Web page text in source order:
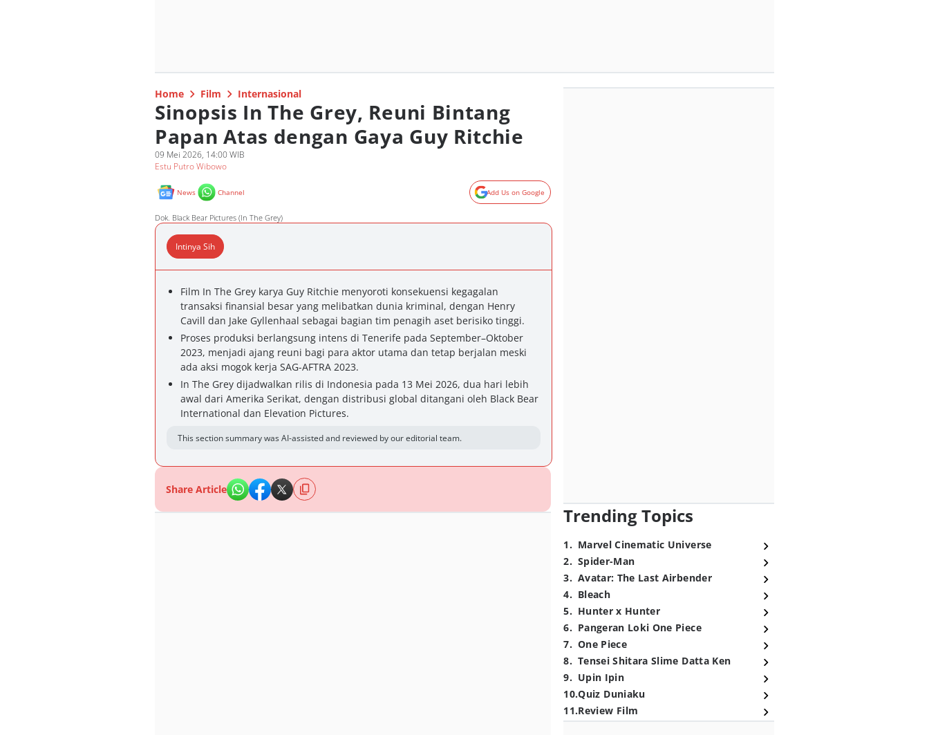
Home Film Internasional
Sinopsis In The Grey, Reuni Bintang
Papan Atas dengan Gaya Guy Ritchie
09 Mei 2026, 14:00 WIB
Estu Putro Wibowo
News Channel Add Us on Google
Dok. Black Bear Pictures (In The Grey)
Intinya Sih
Film In The Grey karya Guy Ritchie menyoroti konsekuensi kegagalan
transaksi finansial besar yang melibatkan dunia kriminal, dengan Henry
Cavill dan Jake Gyllenhaal sebagai bagian tim penagih aset berisiko tinggi.
Proses produksi berlangsung intens di Tenerife pada September–Oktober
2023, menjadi ajang reuni bagi para aktor utama dan tetap berjalan meski
ada aksi mogok kerja SAG-AFTRA 2023.
In The Grey dijadwalkan rilis di Indonesia pada 13 Mei 2026, dua hari lebih
awal dari Amerika Serikat, dengan distribusi global ditangani oleh Black Bear
International dan Elevation Pictures.
This section summary was AI-assisted and reviewed by our editorial team.
Share Article
Trending Topics
1. Marvel Cinematic Universe
2. Spider-Man
3. Avatar: The Last Airbender
4. Bleach
5. Hunter x Hunter
6. Pangeran Loki One Piece
7. One Piece
8. Tensei Shitara Slime Datta Ken
9. Upin Ipin
10.Quiz Duniaku
11.Review Film